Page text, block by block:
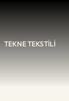
TEKNE TEKSTİLİ